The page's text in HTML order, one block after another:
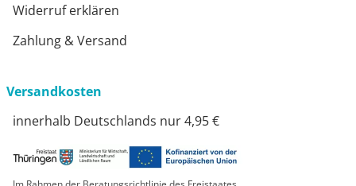
Widerruf erklären
Zahlung & Versand
Versandkosten
innerhalb Deutschlands nur 4,95 €